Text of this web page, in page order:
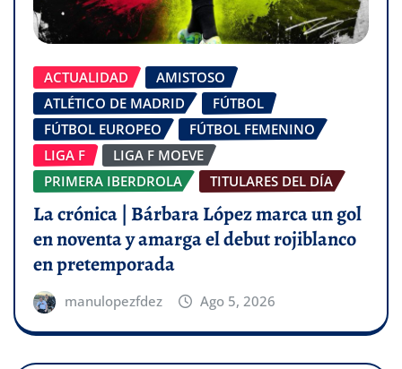
ACTUALIDAD
AMISTOSO
ATLÉTICO DE MADRID
FÚTBOL
FÚTBOL EUROPEO
FÚTBOL FEMENINO
LIGA F
LIGA F MOEVE
PRIMERA IBERDROLA
TITULARES DEL DÍA
La crónica | Bárbara López marca un gol
en noventa y amarga el debut rojiblanco
en pretemporada
manulopezfdez Ago 5, 2026